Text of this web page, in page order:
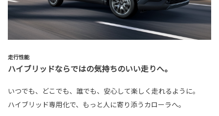
走行性能
ハイブリッドならではの気持ちのいい走りへ。
いつでも、どこでも、誰でも、安心して楽しく走れるように。
ハイブリッド専用化で、もっと人に寄り添うカローラへ。